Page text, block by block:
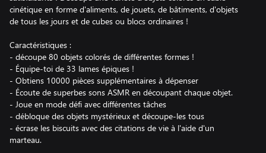
cinétique en forme d'aliments, de jouets, de bâtiments, d'objets
de tous les jours et de cubes ou blocs ordinaires !
Caractéristiques :
- découpe 80 objets colorés de différentes formes !
- Équipe-toi de 33 lames épiques !
- Obtiens 10000 pièces supplémentaires à dépenser
- Écoute de superbes sons ASMR en découpant chaque objet.
- Joue en mode défi avec différentes tâches
- débloque des objets mystérieux et découpe-les tous
- écrase les biscuits avec des citations de vie à l'aide d'un
marteau.